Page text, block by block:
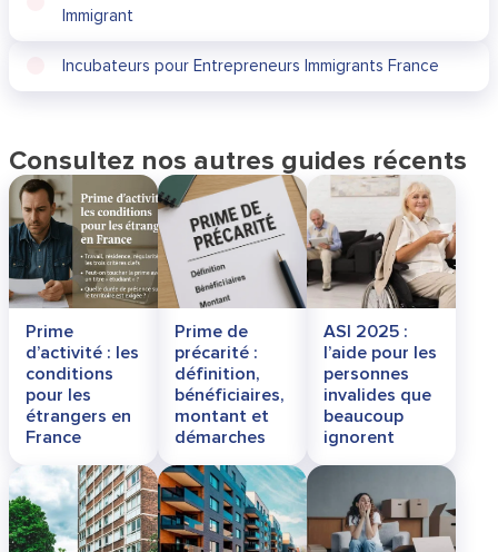
Immigrant
Incubateurs pour Entrepreneurs Immigrants France
Consultez nos autres guides récents
Prime
d’activité : les
conditions
pour les
étrangers en
France
Prime de
précarité :
définition,
bénéficiaires,
montant et
démarches
ASI 2025 :
l’aide pour les
personnes
invalides que
beaucoup
ignorent